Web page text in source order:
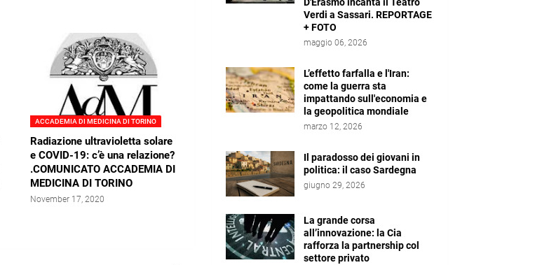
ACCADEMIA DI MEDICINA DI TORINO
Radiazione ultravioletta solare
e COVID-19: c’è una relazione?
.COMUNICATO ACCADEMIA DI
MEDICINA DI TORINO
November 17, 2020
Verdi a Sassari. REPORTAGE
+ FOTO
maggio 06, 2026
L’effetto farfalla e l'Iran:
come la guerra sta
impattando sull'economia e
la geopolitica mondiale
marzo 12, 2026
Il paradosso dei giovani in
politica: il caso Sardegna
giugno 29, 2026
La grande corsa
all’innovazione: la Cia
rafforza la partnership col
settore privato